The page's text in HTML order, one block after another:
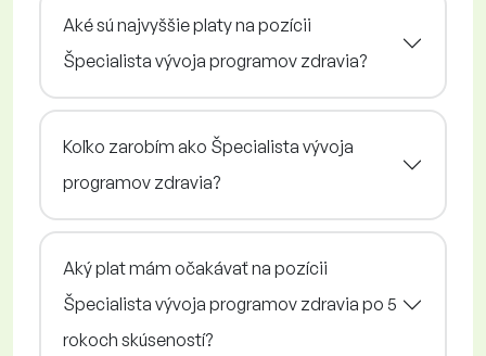
Aké sú najvyššie platy na pozícii
Špecialista vývoja programov zdravia?
Koľko zarobím ako Špecialista vývoja
programov zdravia?
Aký plat mám očakávať na pozícii
Špecialista vývoja programov zdravia po 5
rokoch skúseností?